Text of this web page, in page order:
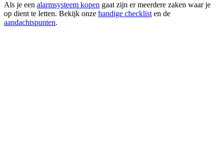
Als je een alarmsysteem kopen gaat zijn er meerdere zaken waar je
op dient te letten. Bekijk onze handige checklist en de
aandachtspunten.